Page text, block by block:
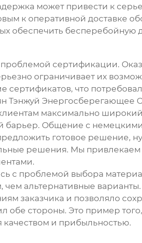
может привести к
к оперативной доставке
обеспечить бесперебойную
сертификации.
ограничивает их
сертификатов, что
Тэнжуй Энергосберегающее
максимально
барьер. Общение с
готовое решение,
решения. Мы
с проблемой выбора
чем альтернативные
заказчика и позволяло
обе стороны. Это пример
качеством и прибыльностью.